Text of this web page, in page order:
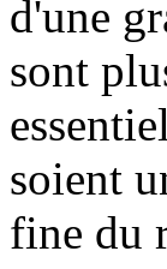
d'une
sont
soient
fine du